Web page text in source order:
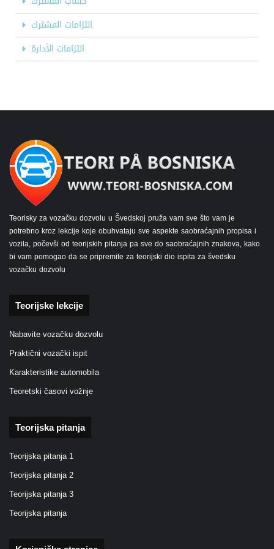
التزامات المشترك
التزامات الأدارة
Teorisky za vozačku dozvolu u Švedskoj pruža vam sve što vam je
potrebno kroz lekcije koje obuhvataju sve aspekte saobraćajnih propisa i
vozila, počevši od teorijskih pitanja pa sve do saobraćajnih znakova, kako
bi vam pomogao da se pripremite za teorijski dio ispita za švedsku
vozačku dozvolu
Teorijske lekcije
Nabavite vozačku dozvolu
Praktični vozački ispit
Karakteristike automobila
Teoretski časovi vožnje
Teorijska pitanja
Teorijska pitanja 1
Teorijska pitanja 2
Teorijska pitanja 3
Teorijska pitanja